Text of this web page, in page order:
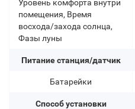
Уровень комфорта внутри
помещения, Время
восхода/захода солнца,
Фазы луны
Питание станция/датчик
Батарейки
Способ установки